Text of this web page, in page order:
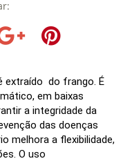
extraído do frango. É
em baixas
a integridade da
das doenças
melhora a flexibilidade,
O uso